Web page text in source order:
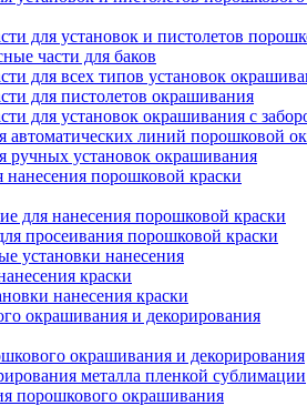
для установок и пистолетов
части для баков
для всех типов установок
для пистолетов окрашивания
для установок окрашивания с
автоматических линий порошковой
ручных установок окрашивания
нанесения порошковой краски
для нанесения порошковой краски
просеивания порошковой краски
установки нанесения
краски
нанесения краски
окрашивания и декорирования
окрашивания и декорирования
металла пленкой сублимации
порошкового окрашивания